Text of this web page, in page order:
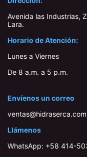
Avenida las Industrias,
Lara​.
Horario de Atención:
Lunes a Viernes
De 8 a.m. a 5 p.m.
Envíenos un correo
ventas@hidraserca.com
Llámenos
WhatsApp: +58 414-